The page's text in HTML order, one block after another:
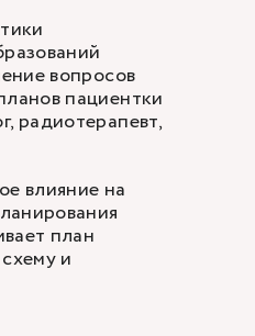
вопросов
пациентки
радиотерапевт,
влияние на
план
и